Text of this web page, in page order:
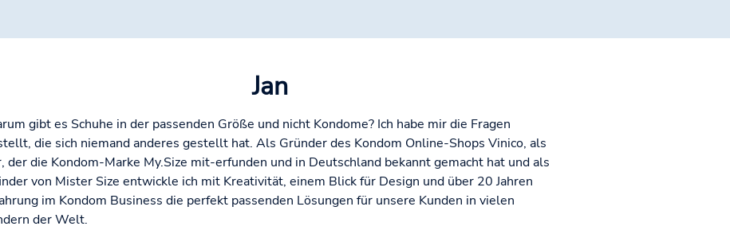
Jan
gibt es Schuhe in der passenden Größe und nicht Kondome? Ich habe mir die Fragen
die sich niemand anderes gestellt hat. Als Gründer des Kondom Online-Shops Vinico, als
der die Kondom-Marke My.Size mit-erfunden und in Deutschland bekannt gemacht hat und als
von Mister Size entwickle ich mit Kreativität, einem Blick für Design und über 20 Jahren
im Kondom Business die perfekt passenden Lösungen für unsere Kunden in vielen
der Welt.